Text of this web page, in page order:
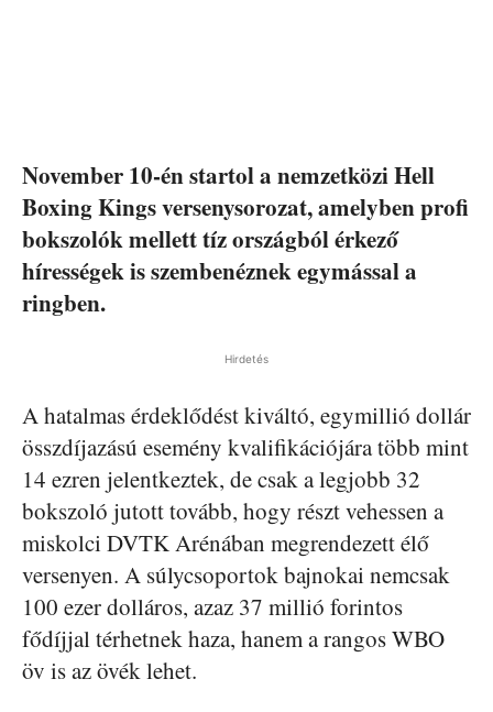
November 10-én startol a nemzetközi Hell
Boxing Kings versenysorozat, amelyben profi
bokszolók mellett tíz országból érkező
hírességek is szembenéznek egymással a
ringben.
Hirdetés
A hatalmas érdeklődést kiváltó, egymillió dollár
összdíjazású esemény kvalifikációjára több mint
14 ezren jelentkeztek, de csak a legjobb 32
bokszoló jutott tovább, hogy részt vehessen a
miskolci DVTK Arénában megrendezett élő
versenyen. A súlycsoportok bajnokai nemcsak
100 ezer dolláros, azaz 37 millió forintos
fődíjjal térhetnek haza, hanem a rangos WBO
öv is az övék lehet.